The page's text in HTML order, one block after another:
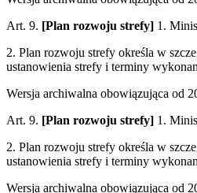
Art. 9. [Plan rozwoju strefy] 1.
2. Plan rozwoju strefy określa w
ustanowienia strefy i terminy
Wersja archiwalna obowiązująca
Art. 9. [Plan rozwoju strefy] 1.
2. Plan rozwoju strefy określa w
ustanowienia strefy i terminy
Wersja archiwalna obowiązująca